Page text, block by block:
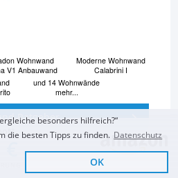
Wohnwand
V1 Anbauwand
Moderne Wohnwand
Calabrini I
und 14 Wohnwände
mehr...
Ratgeberbesonders hilfreich?“
die besten Tipps zu finden. Datenschutz
OK